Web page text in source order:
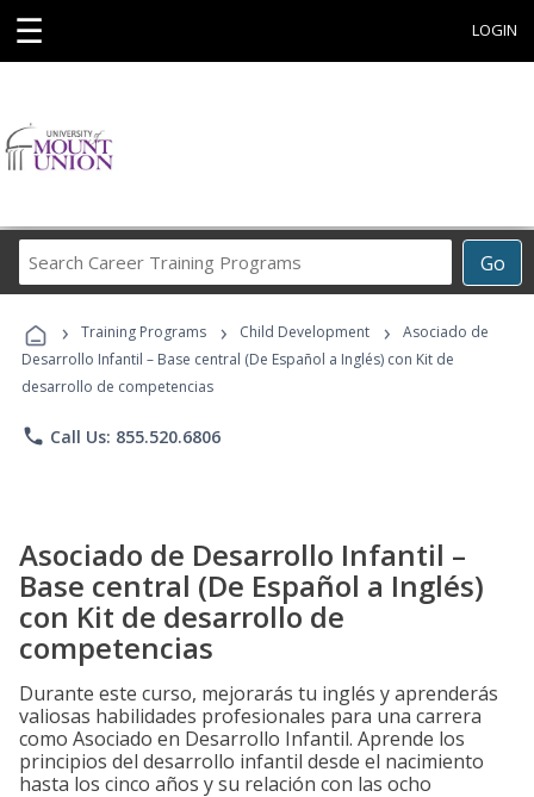
☰ LOGIN
Go
Career
Programs
› Training Programs › Child Development ›
Asociado de
Desarrollo Infantil – Base central (De Español a Inglés) con Kit de
desarrollo de competencias
phone Call Us: 855.520.6806
Asociado de Desarrollo Infantil –
Base central (De Español a Inglés)
con Kit de desarrollo de
competencias
Durante este curso, mejorarás tu inglés y aprenderás
valiosas habilidades profesionales para una carrera
como Asociado en Desarrollo Infantil. Aprende los
principios del desarrollo infantil desde el nacimiento
hasta los cinco años y su relación con las ocho